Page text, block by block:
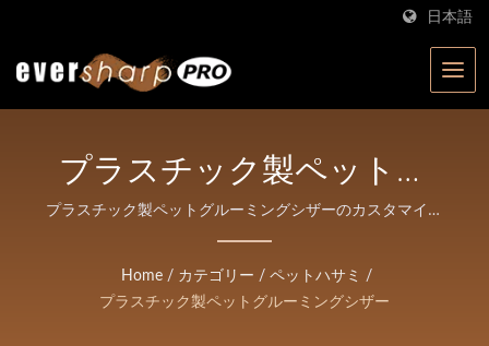
日本語
プラスチック製ペットグ
ルーミングシザー | サロ
ンと理髪店向けの高精度鍛
造ハサミ | Eversharp Pro
プラスチック製ペットグルーミングシザーのカスタマイズ
| Eversharp Pro Company | ISO認証を受けた40年以上の
Home / カテゴリー / ペットハサミ
/
プラスチック製ペットグルーミングシザー